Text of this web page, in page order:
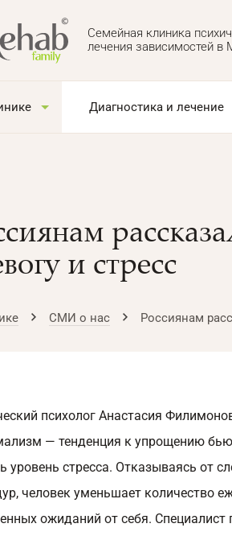
Семейная клиника
лечения зависимостей в
Диагностика и лечение
и стресс
СМИ о нас Россиянам
психолог Анастасия
— тенденция к упрощению
уровень стресса. Отказываясь от
человек уменьшает количество
ожиданий от себя. Специалист